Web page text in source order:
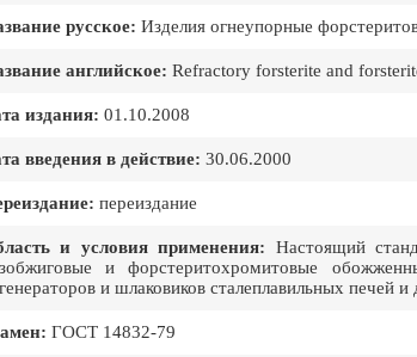
русское: Изделия огнеупорные
английское: Refractory forsterite and
издания: 01.10.2008
введения в действие: 30.06.2000
переиздание
и условия применения: Настоящий
и форстеритохромитовые
и шлаковиков сталеплавильных печей и
ГОСТ 14832-79